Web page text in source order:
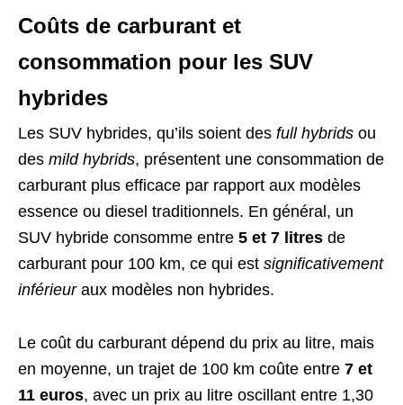
Coûts de carburant et
consommation pour les SUV
hybrides
Les SUV hybrides, qu’ils soient des full hybrids ou
des mild hybrids, présentent une consommation de
carburant plus efficace par rapport aux modèles
essence ou diesel traditionnels. En général, un
SUV hybride consomme entre 5 et 7 litres de
carburant pour 100 km, ce qui est significativement
inférieuraux modèles non hybrides.
Le coût du carburant dépend du prix au litre, mais
en moyenne, un trajet de 100 km coûte entre 7 et
11 euros, avec un prix au litre oscillant entre 1,30